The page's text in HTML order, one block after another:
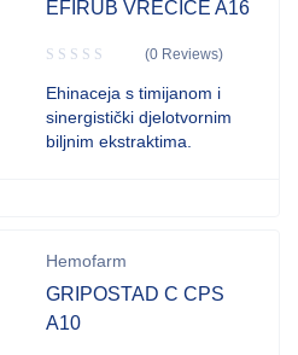
EFIRUB VREĆICE A16
(0 Reviews)
Ehinaceja s timijanom i
sinergistički djelotvornim
biljnim ekstraktima.
Hemofarm
GRIPOSTAD C CPS
A10